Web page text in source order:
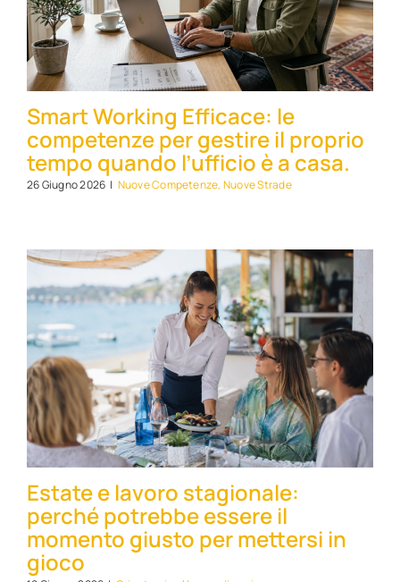
Smart Working Efficace: le
competenze per gestire il proprio
tempo quando l’ufficio è a casa.
26 Giugno 2026 | Nuove Competenze, Nuove Strade
Estate e lavoro stagionale:
perché potrebbe essere il
momento giusto per mettersi in
gioco